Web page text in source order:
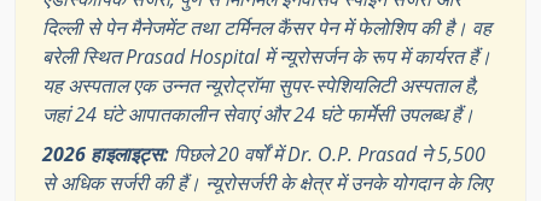
दिल्ली से पेन मैनेजमेंट तथा टर्मिनल कैंसर पेन में फेलोशिप की है। वह
बरेली स्थित Prasad Hospital में न्यूरोसर्जन के रूप में कार्यरत हैं।
यह अस्पताल एक उन्नत न्यूरोट्रॉमा सुपर-स्पेशियलिटी अस्पताल है,
जहां 24 घंटे आपातकालीन सेवाएं और 24 घंटे फार्मेसी उपलब्ध हैं।
2026 हाइलाइट्स: पिछले 20 वर्षों में Dr. O.P. Prasad ने 5,500
से अधिक सर्जरी की हैं। न्यूरोसर्जरी के क्षेत्र में उनके योगदान के लिए